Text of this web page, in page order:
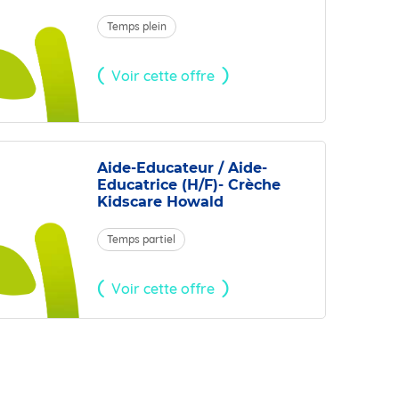
Temps plein
Voir cette offre
Aide-Educateur / Aide-
Educatrice (H/F)- Crèche
Kidscare Howald
Temps partiel
Voir cette offre